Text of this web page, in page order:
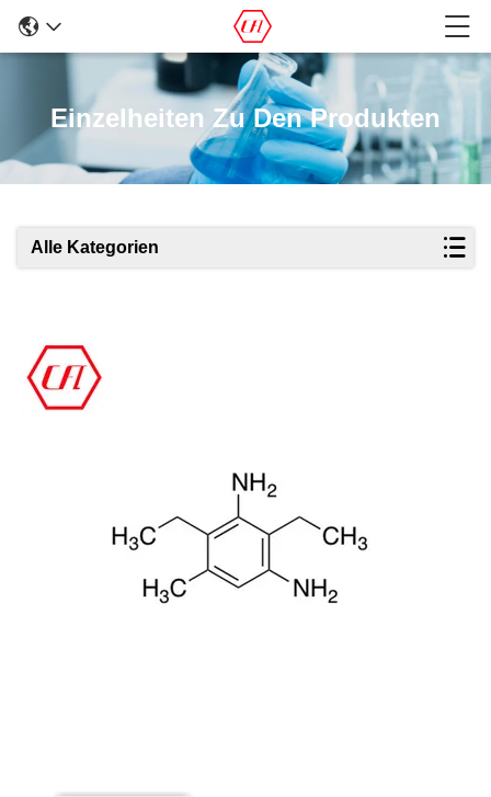
Einzelheiten Zu Den Produkten
Alle Kategorien